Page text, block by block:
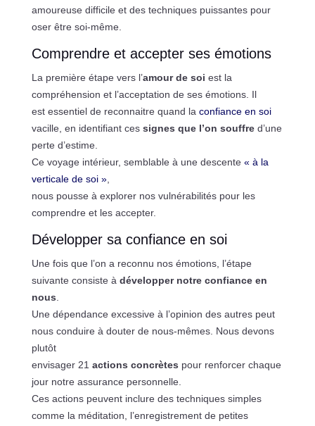
amoureuse difficile et des techniques puissantes pour
oser être soi-même.
Comprendre et accepter ses émotions
La première étape vers l’amour de soi est la
compréhension et l’acceptation de ses émotions. Il
est essentiel de reconnaitre quand la confiance en soi
vacille, en identifiant ces signes que l’on souffred’une
perte d’estime.
Ce voyage intérieur, semblable à une descente « à la
verticale de soi »,
nous pousse à explorer nos vulnérabilités pour les
comprendre et les accepter.
Développer sa confiance en soi
Une fois que l’on a reconnu nos émotions, l’étape
suivante consiste à développer notre confiance en
nous.
Une dépendance excessive à l’opinion des autres peut
nous conduire à douter de nous-mêmes. Nous devons
plutôt
envisager 21 actions concrètes pour renforcer chaque
jour notre assurance personnelle.
Ces actions peuvent inclure des techniques simples
comme la méditation, l’enregistrement de petites